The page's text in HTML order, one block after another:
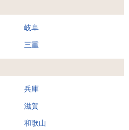
岐阜
三重
兵庫
滋賀
和歌山